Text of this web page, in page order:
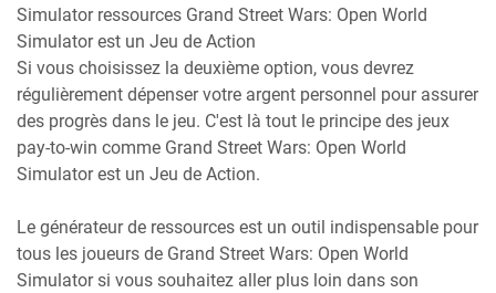
Simulator ressources Grand Street Wars: Open World
Simulator est un Jeu de Action
Si vous choisissez la deuxième option, vous devrez
régulièrement dépenser votre argent personnel pour assurer
des progrès dans le jeu. C'est là tout le principe des jeux
pay-to-win comme Grand Street Wars: Open World
Simulator est un Jeu de Action.
Le générateur de ressources est un outil indispensable pour
tous les joueurs de Grand Street Wars: Open World
Simulator si vous souhaitez aller plus loin dans son